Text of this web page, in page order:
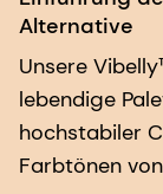
Alternative
Unsere
lebendige
hochstabiler
Farbtönen